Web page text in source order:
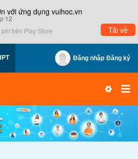
với ứng dụng vuihoc.vn
12
trên Play Store Tải về
Đăng nhập Đăng ký